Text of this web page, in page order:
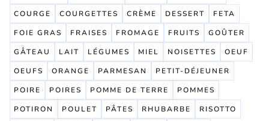
COURGE
COURGETTES CRÈME DESSERT
FETA
FOIE GRAS
FRAISES FROMAGE FRUITS
GOÛTER
GÂTEAU
LAIT LÉGUMES MIEL NOISETTES
OEUF
OEUFS
ORANGE PARMESAN
PETIT-DÉJEUNER
POIRE
POIRES POMME DE TERRE
POMMES
POTIRON
POULET PÂTES RHUBARBE
RISOTTO